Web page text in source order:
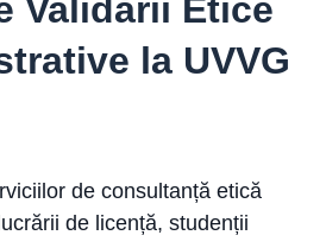
Validării Etice
la UVVG
de consultanță etică
de licență, studenții